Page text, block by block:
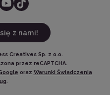
z nami!
Creatives Sp. z o.o.
przez reCAPTCHA.
oraz Warunki Świadczenia
.